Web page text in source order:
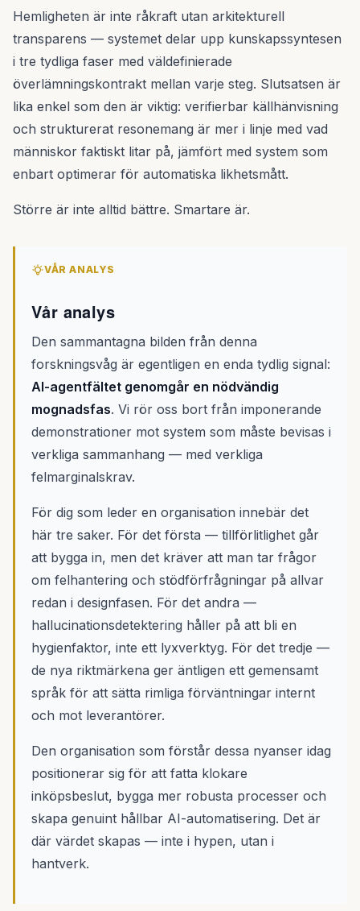
Hemligheten är inte råkraft utan arkitekturell
transparens — systemet delar upp kunskapssyntesen
i tre tydliga faser med väldefinierade
överlämningskontrakt mellan varje steg. Slutsatsen är
lika enkel som den är viktig: verifierbar källhänvisning
och strukturerat resonemang är mer i linje med vad
människor faktiskt litar på, jämfört med system som
enbart optimerar för automatiska likhetsmått.
Större är inte alltid bättre. Smartare är.
VÅR ANALYS
Vår analys
Den sammantagna bilden från denna
forskningsvåg är egentligen en enda tydlig signal:
AI-agentfältet genomgår en nödvändig
mognadsfas. Vi rör oss bort från imponerande
demonstrationer mot system som måste bevisas i
verkliga sammanhang — med verkliga
felmarginalskrav.
För dig som leder en organisation innebär det
här tre saker. För det första — tillförlitlighet går
att bygga in, men det kräver att man tar frågor
om felhantering och stödförfrågningar på allvar
redan i designfasen. För det andra —
hallucinationsdetektering håller på att bli en
hygienfaktor, inte ett lyxverktyg. För det tredje —
de nya riktmärkena ger äntligen ett gemensamt
språk för att sätta rimliga förväntningar internt
och mot leverantörer.
Den organisation som förstår dessa nyanser idag
positionerar sig för att fatta klokare
inköpsbeslut, bygga mer robusta processer och
skapa genuint hållbar AI-automatisering. Det är
där värdet skapas — inte i hypen, utan i
hantverk.